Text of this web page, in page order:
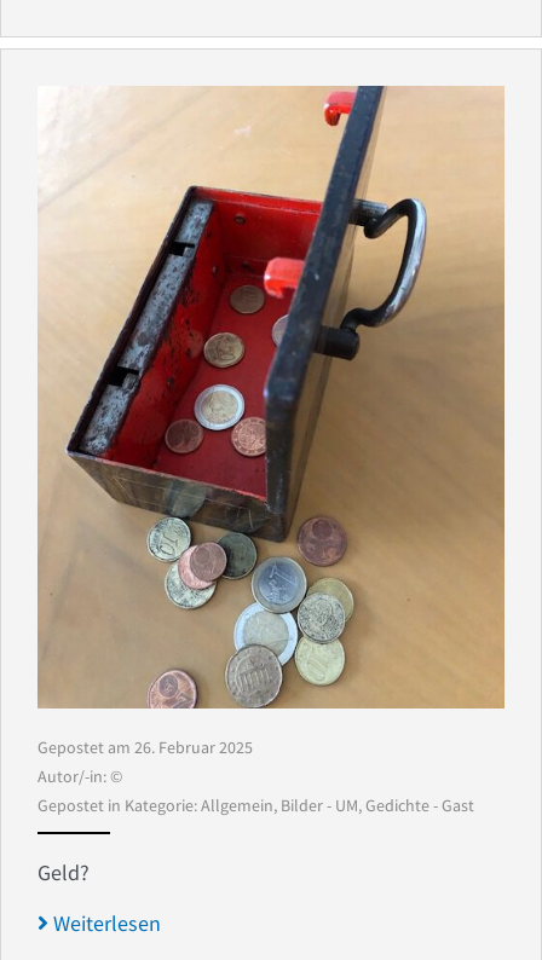
Gepostet am 26. Februar 2025
Autor/-in: ©
Gepostet in Kategorie:Allgemein, Bilder - UM,Gedichte - Gast
Geld?
Weiterlesen